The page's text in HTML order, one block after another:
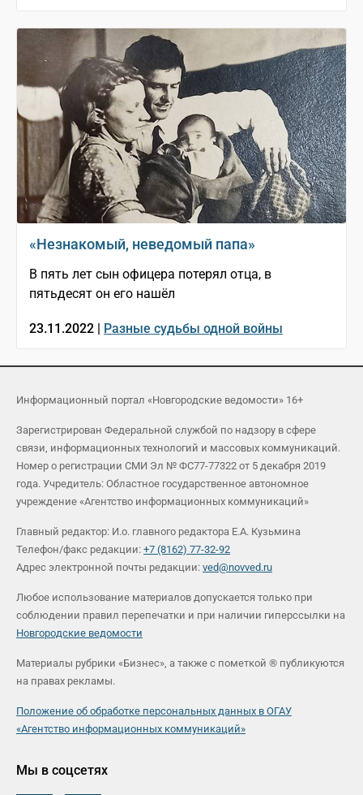
«Незнакомый, неведомый папа»
В пять лет сын офицера потерял отца, в
пятьдесят он его нашёл
23.11.2022 | Разные судьбы одной войны
Информационный портал «Новгородские ведомости» 16+
Зарегистрирован Федеральной службой по надзору в сфере
связи, информационных технологий и массовых коммуникаций.
Номер о регистрации СМИ Эл № ФС77-77322 от 5 декабря 2019
года. Учредитель: Областное государственное автономное
учреждение «Агентство информационных коммуникаций»
Главный редактор: И.о. главного редактора Е.А. Кузьмина
Телефон/факс редакции: +7 (8162) 77-32-92
Адрес электронной почты редакции: ved@novved.ru
Любое использование материалов допускается только при
соблюдении правил перепечатки и при наличии гиперссылки на
Новгородские ведомости
Материалы рубрики «Бизнес», а также с пометкой ® публикуются
на правах рекламы.
Положение об обработке персональных данных в ОГАУ
«Агентство информационных коммуникаций»
Мы в соцсетях